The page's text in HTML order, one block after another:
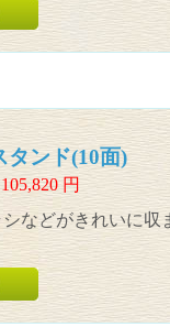
タンド(10面)
105,820円
などがきれいに